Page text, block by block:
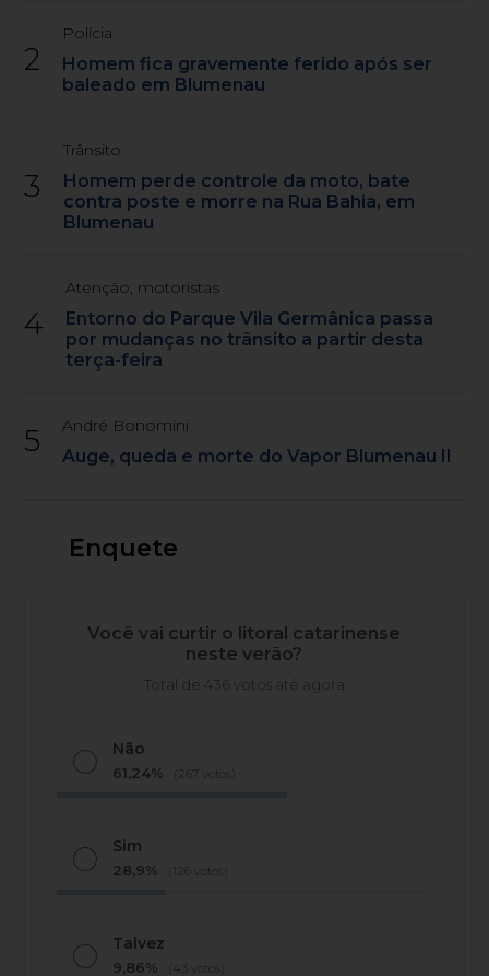
2
Polícia
Homem fica gravemente ferido após ser
baleado em Blumenau
3
Trânsito
Homem perde controle da moto, bate
contra poste e morre na Rua Bahia, em
Blumenau
4
Atenção, motoristas
Entorno do Parque Vila Germânica passa
por mudanças no trânsito a partir desta
terça-feira
5 André Bonomini
Auge, queda e morte do Vapor Blumenau II
Enquete
Você vai curtir o litoral catarinense
neste verão?
Total de 436 votos até agora
Não
61,24% (267 votos)
Sim
28,9% (126 votos)
Talvez
9,86% (43 votos)